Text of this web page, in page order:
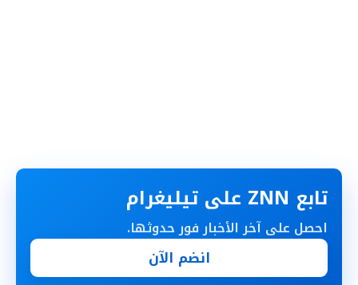
تابع ZNN على تيليغرام
احصل على آخر الأخبار فور حدوثها.
انضم الآن